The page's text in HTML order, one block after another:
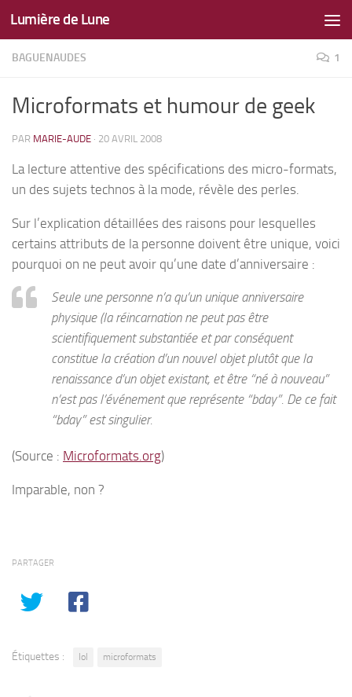
Skip to content
Lumière de Lune
BAGUENAUDES 1
Microformats et humour de geek
PAR MARIE-AUDE · 20 AVRIL 2008
La lecture attentive des spécifications des micro-formats,
un des sujets technos à la mode, révèle des perles.
Sur l’explication détaillées des raisons pour lesquelles
certains attributs de la personne doivent être unique, voici
pourquoi on ne peut avoir qu’une date d’anniversaire :
Seule une personne n’a qu’un unique anniversaire
physique (la réincarnation ne peut pas être
scientifiquement substantiée et par conséquent
constitue la création d’un nouvel objet plutôt que la
renaissance d’un objet existant, et être “né à nouveau”
n’est pas l’événement que représente “bday”. De ce fait
“bday” est singulier.
(Source : Microformats.org)
Imparable, non ?
PARTAGER
Étiquettes : lol microformats